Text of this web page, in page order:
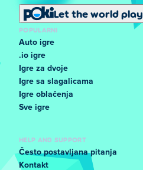
Let the world play
POPULARNI
Auto igre
.io igre
Igre za dvoje
Igre sa slagalicama
Igre oblačenja
Sve igre
HELP AND SUPPORT
Često postavljana pitanja
Kontakt